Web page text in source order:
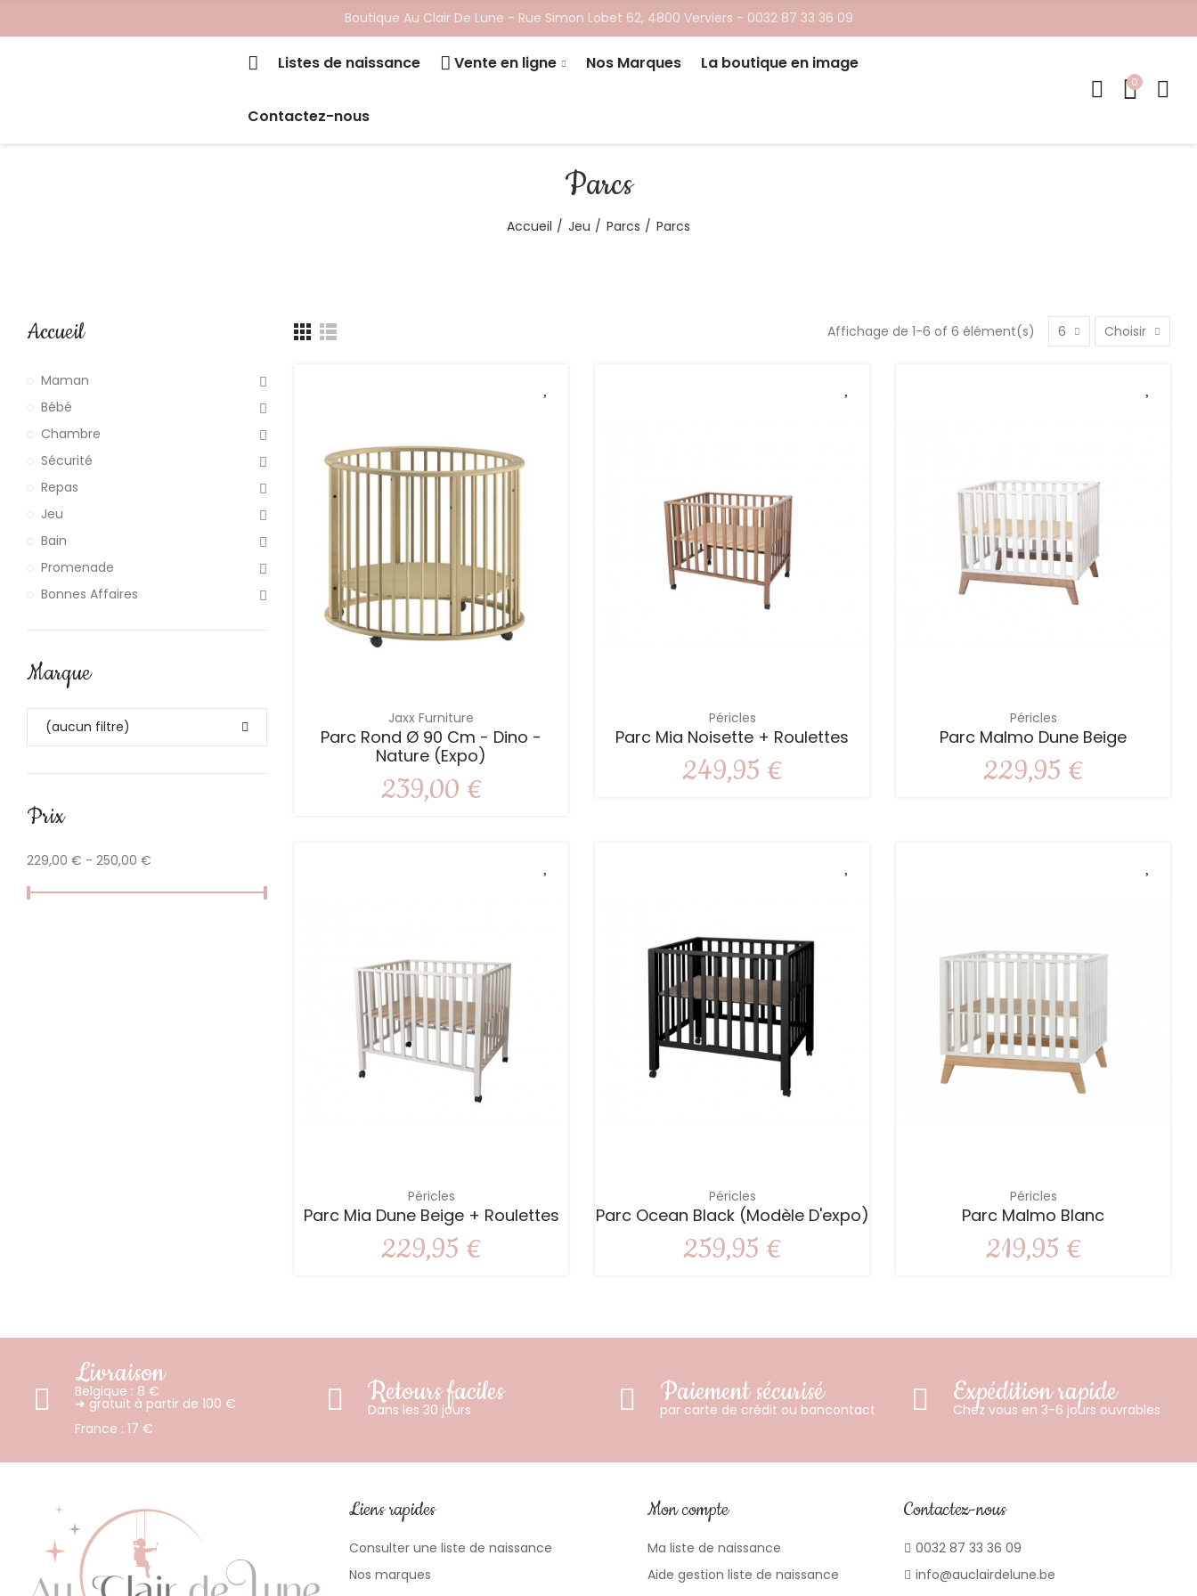
Boutique Au Clair De Lune - ​Rue Simon Lobet 62, 4800 Verviers - 0032 87 33 36 09
Listes de naissance Vente en ligne Nos Marques La boutique en image
Contactez-nous
0
Parcs
Accueil Jeu Parcs Parcs
Affichage de 1-6 of 6 élément(s) 6 Choisir
Jaxx Furniture
Parc Rond Ø 90 Cm - Dino -
Nature (expo)
239,00 €
Péricles
Parc Mia Noisette + Roulettes
249,95 €
Péricles
Parc Malmo Dune Beige
229,95 €
Péricles
Parc Mia Dune Beige + Roulettes
229,95 €
Péricles
Parc Ocean Black (modèle D'expo)
259,95 €
Péricles
Parc Malmo Blanc
219,95 €
Accueil
Maman
Bébé
Chambre
Sécurité
Repas
Jeu
Bain
Promenade
Bonnes Affaires
Marque
(aucun filtre)
Prix
229,00 € - 250,00 €
Livraison
Belgique : 8 €
➜ gratuit à partir de 100 €
France : 17 €
Retours faciles
Dans les 30 jours
Paiement sécurisé
par carte de crédit ou bancontact
Expédition rapide
Chez vous en 3-6 jours ouvrables
Liens rapides
Consulter une liste de naissance
Nos marques
Mon compte
Ma liste de naissance
Aide gestion liste de naissance
Contactez-nous
0032 87 33 36 09
info@auclairdelune.be